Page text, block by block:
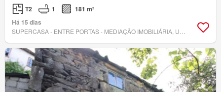
T2 1
181 m²
Há 15 dias